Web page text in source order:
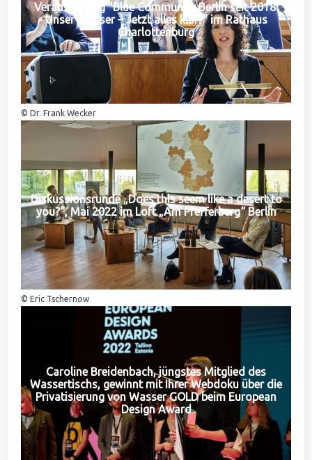
Veranstaltung "Blue Community Berlin seit 2018:
Unser Wasser – Jetzt alles klar?" im Rathaus
Charlottenburg
© Dr. Frank Wecker
Diskussionsrunde „Does this seem like a desert to
you?“, Mai 2022 im Loft „Am Pfefferberg“ Berlin
© Eric Tschernow
Caroline Breidenbach, jüngstes Mitglied des
Wassertischs, gewinnt mit Ihrer Webdoku über die
Privatisierung von Wasser GOLD beim European
Design Award